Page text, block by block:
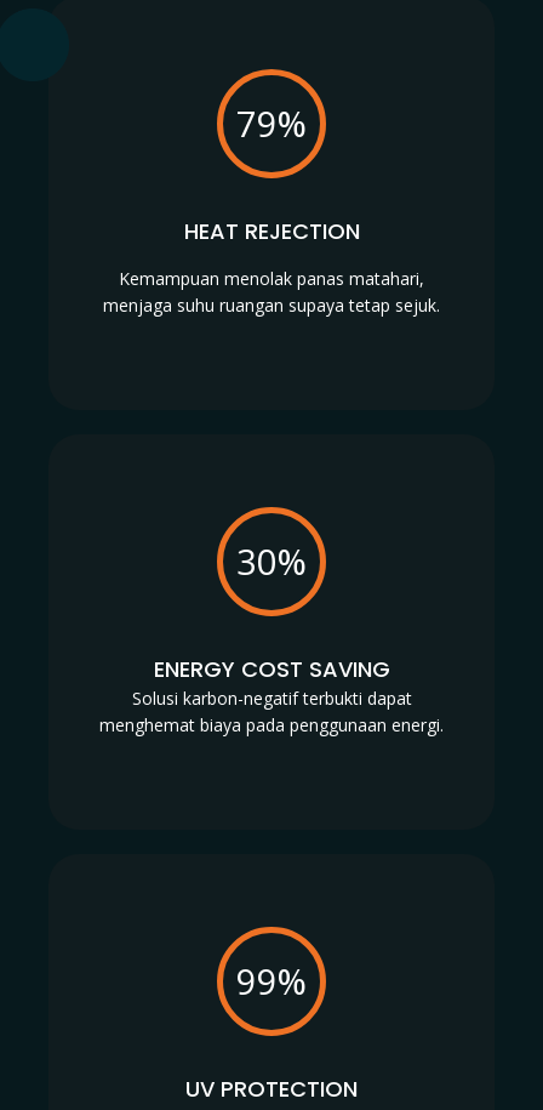
79%
HEAT REJECTION
Kemampuan menolak panas matahari,
menjaga suhu ruangan supaya tetap sejuk.
30%
ENERGY COST SAVING
Solusi karbon-negatif terbukti dapat
menghemat biaya pada penggunaan energi.
99%
UV PROTECTION